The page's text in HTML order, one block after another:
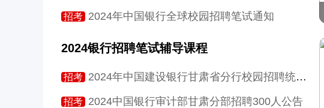
招考 2024年中国银行全球校园招聘笔试通知
2024银行招聘笔试辅导课程
招考 2024年中国建设银行甘肃省分行校园招聘统一笔试公告
招考 2024中国银行审计部甘肃分部招聘300人公告
2024银行秋季招聘公告预约